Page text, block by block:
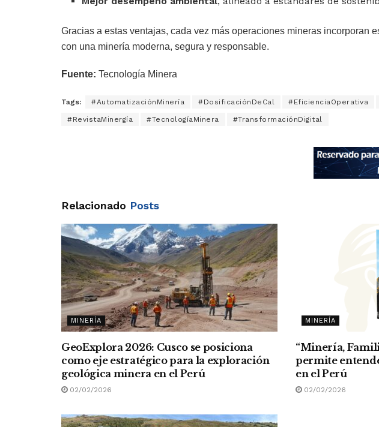
Gracias a estas ventajas, cada vez más operaciones mineras incorporan
con una minería moderna, segura y responsable.
Fuente: Tecnología Minera
Tags: #AutomatizaciónMinería #DosificaciónDeCal #EficienciaOperativa
#RevistaMinergía #TecnologíaMinera #TransformaciónDigital
Relacionado Posts
MINERÍA
GeoExplora 2026: Cusco se posiciona
como eje estratégico para la exploración
geológica minera en el Perú
02/02/2026
MINERÍA
“Minería,
permite
en el Perú
02/02/2026